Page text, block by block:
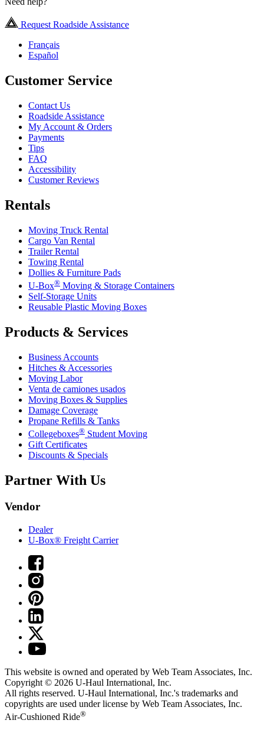
Request Roadside Assistance
Français
Español
Customer Service
Contact Us
Roadside Assistance
My Account & Orders
Payments
Tips
FAQ
Accessibility
Customer Reviews
Rentals
Moving Truck Rental
Cargo Van Rental
Trailer Rental
Towing Rental
Dollies & Furniture Pads
U-Box® Moving & Storage Containers
Self-Storage Units
Reusable Plastic Moving Boxes
Products & Services
Business Accounts
Hitches & Accessories
Moving Labor
Venta de camiones usados
Moving Boxes & Supplies
Damage Coverage
Propane Refills & Tanks
Collegeboxes® Student Moving
Gift Certificates
Discounts & Specials
Partner With Us
Vendor
Dealer
U-Box® Freight Carrier
This website is owned and operated by Web Team Associates, Inc.
Copyright © 2026 U-Haul International, Inc.
All rights reserved. U-Haul International, Inc.'s trademarks and
copyrights are used under license by Web Team Associates, Inc.
Air-Cushioned Ride®